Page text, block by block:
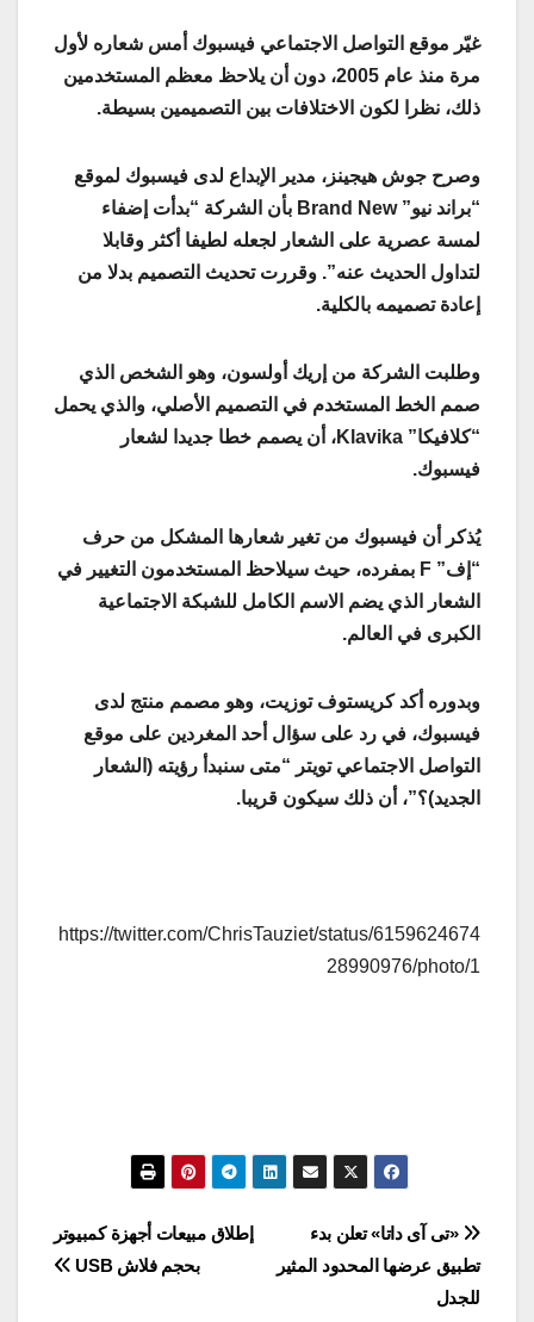
غيّر موقع التواصل الاجتماعي فيسبوك أمس شعاره لأول
مرة منذ عام 2005، دون أن يلاحظ معظم المستخدمين
ذلك، نظرا لكون الاختلافات بين التصميمين بسيطة.
وصرح جوش هيجينز، مدير الإبداع لدى فيسبوك لموقع
“براند نيو” Brand New بأن الشركة “بدأت إضفاء
لمسة عصرية على الشعار لجعله لطيفا أكثر وقابلا
لتداول الحديث عنه”. وقررت تحديث التصميم بدلا من
إعادة تصميمه بالكلية.
وطلبت الشركة من إريك أولسون، وهو الشخص الذي
صمم الخط المستخدم في التصميم الأصلي، والذي يحمل
“كلافيكا” Klavika، أن يصمم خطا جديدا لشعار
فيسبوك.
يُذكر أن فيسبوك من تغير شعارها المشكل من حرف
“إف” F بمفرده، حيث سيلاحظ المستخدمون التغيير في
الشعار الذي يضم الاسم الكامل للشبكة الاجتماعية
الكبرى في العالم.
وبدوره أكد كريستوف توزيت، وهو مصمم منتج لدى
فيسبوك، في رد على سؤال أحد المغردين على موقع
التواصل الاجتماعي تويتر “متى سنبدأ رؤيته (الشعار
الجديد)؟”، أن ذلك سيكون قريبا.
https://twitter.com/ChrisTauziet/status/6159624674
28990976/photo/1
تصفّح
المقالات
إطلاق مبيعات أجهزة كمبيوتر
بحجم فلاش USB
«تى آى داتا» تعلن بدء
تطبيق عرضها المحدود المثير
للجدل